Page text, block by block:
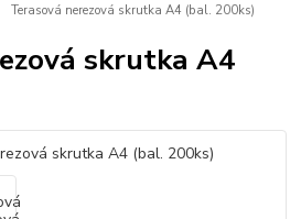
Terasová nerezová skrutka A4 (bal. 200ks)
skrutka A4